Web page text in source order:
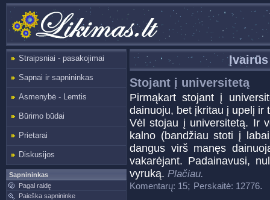
Straipsniai - pasakojimai
Sapnai ir sapnininkas
Asmenybė - Lemtis
Būrimo būdai
Prietarai
Diskusijos
Sapnininkas
Pagal raidę
Paieška sapnininke
Stojant į universitetą
Pirmąkart stojant į
dainuoju, bet įkritau į upelį ir
Vėl stojau į universitetą. Ir
kalno (bandžiau stoti į
dangus virš manęs
vakarėjant. Padainavusi,
vyruką. Plačiau.
Komentarų: 15; Perskaitė: 12776.